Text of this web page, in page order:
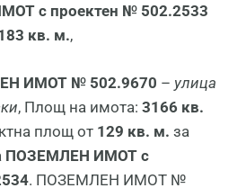
с проектен № 502.2533
кв. м.,
ИМОТ № 502.9670 – улица
, Площ на имота: 3166 кв.
площ от 129 кв. м. за
ПОЗЕМЛЕН ИМОТ с
. ПОЗЕМЛЕН ИМОТ №